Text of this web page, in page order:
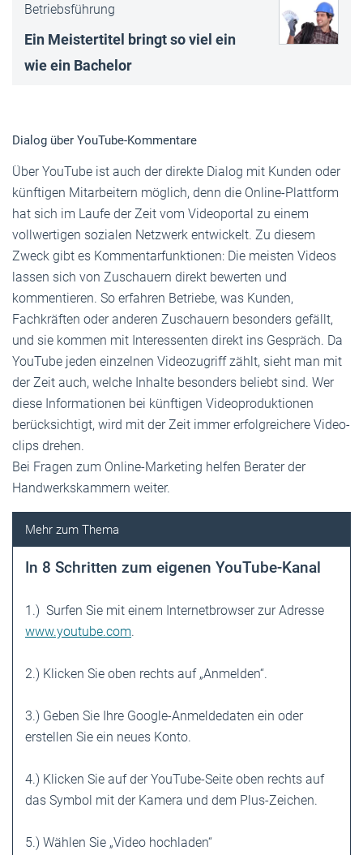
Betriebsführung
Ein Meistertitel bringt so viel ein
wie ein Bachelor
Dialog über YouTube-Kommentare
Über YouTube ist auch der direkte Dialog mit Kunden oder
künftigen Mitarbeitern möglich, denn die Online-Plattform
hat sich im Laufe der Zeit vom Videoportal zu einem
vollwertigen sozialen Netzwerk entwickelt. Zu diesem
Zweck gibt es Kommentarfunktionen: Die meisten Videos
lassen sich von Zuschauern direkt bewerten und
kommentieren. So erfahren Betriebe, was Kunden,
Fachkräften oder anderen Zuschauern besonders gefällt,
und sie kommen mit Interessenten direkt ins Gespräch. Da
YouTube jeden einzelnen Videozugriff zählt, sieht man mit
der Zeit auch, welche Inhalte besonders beliebt sind. Wer
diese Informationen bei künftigen Videoproduktionen
berücksichtigt, wird mit der Zeit immer erfolgreichere Video­
clips drehen.
Bei Fragen zum Online-Marketing helfen Berater der
Handwerkskammern weiter.
In 8 Schritten zum ­eigenen YouTube-Kanal
1.) Surfen Sie mit einem Internetbrowser zur Adresse
www.youtube.com.
2.) Klicken Sie oben rechts auf „Anmelden“.
3.) Geben Sie Ihre Google-Anmeldedaten ein oder
erstellen Sie ein neues Konto.
4.) Klicken Sie auf der YouTube-Seite oben rechts auf
das Symbol mit der Kamera und dem Plus-Zeichen.
5.) Wählen Sie „Video hochladen“